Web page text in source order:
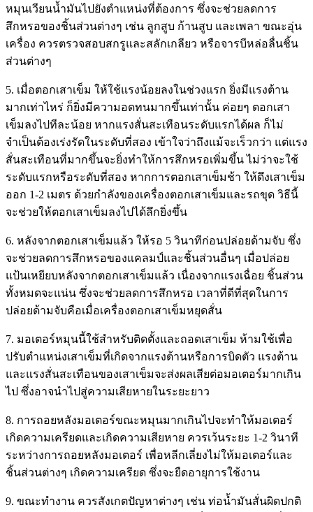
หมุนเวียนน้ำมันไปยังตำแหน่งที่ต้องการ ซึ่งจะช่วยลดการ
สึกหรอของชิ้นส่วนต่างๆ เช่น ลูกสูบ ก้านสูบ และเพลา ขณะอุ่น
เครื่อง ควรตรวจสอบสกรูและสลักเกลียว หรือจารบีหล่อลื่นชิ้น
ส่วนต่างๆ
5. เมื่อตอกเสาเข็ม ให้ใช้แรงน้อยลงในช่วงแรก ยิ่งมีแรงต้าน
มากเท่าไหร่ ก็ยิ่งมีความอดทนมากขึ้นเท่านั้น ค่อยๆ ตอกเสา
เข็มลงไปทีละน้อย หากแรงสั่นสะเทือนระดับแรกได้ผล ก็ไม่
จำเป็นต้องเร่งรัดในระดับที่สอง เข้าใจว่าถึงแม้จะเร็วกว่า แต่แรง
สั่นสะเทือนที่มากขึ้นจะยิ่งทำให้การสึกหรอเพิ่มขึ้น ไม่ว่าจะใช้
ระดับแรกหรือระดับที่สอง หากการตอกเสาเข็มช้า ให้ดึงเสาเข็ม
ออก 1-2 เมตร ด้วยกำลังของเครื่องตอกเสาเข็มและรถขุด วิธีนี้
จะช่วยให้ตอกเสาเข็มลงไปได้ลึกยิ่งขึ้น
6. หลังจากตอกเสาเข็มแล้ว ให้รอ 5 วินาทีก่อนปล่อยด้ามจับ ซึ่ง
จะช่วยลดการสึกหรอของแคลมป์และชิ้นส่วนอื่นๆ เมื่อปล่อย
แป้นเหยียบหลังจากตอกเสาเข็มแล้ว เนื่องจากแรงเฉื่อย ชิ้นส่วน
ทั้งหมดจะแน่น ซึ่งจะช่วยลดการสึกหรอ เวลาที่ดีที่สุดในการ
ปล่อยด้ามจับคือเมื่อเครื่องตอกเสาเข็มหยุดสั่น
7. มอเตอร์หมุนนี้ใช้สำหรับติดตั้งและถอดเสาเข็ม ห้ามใช้เพื่อ
ปรับตำแหน่งเสาเข็มที่เกิดจากแรงต้านหรือการบิดตัว แรงต้าน
และแรงสั่นสะเทือนของเสาเข็มจะส่งผลเสียต่อมอเตอร์มากเกิน
ไป ซึ่งอาจนำไปสู่ความเสียหายในระยะยาว
8. การถอยหลังมอเตอร์ขณะหมุนมากเกินไปจะทำให้มอเตอร์
เกิดความเครียดและเกิดความเสียหาย ควรเว้นระยะ 1-2 วินาที
ระหว่างการถอยหลังมอเตอร์ เพื่อหลีกเลี่ยงไม่ให้มอเตอร์และ
ชิ้นส่วนต่างๆ เกิดความเครียด ซึ่งจะยืดอายุการใช้งาน
9. ขณะทำงาน ควรสังเกตปัญหาต่างๆ เช่น ท่อน้ำมันสั่นผิดปกติ